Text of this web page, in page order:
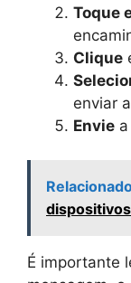
Toque
Clique
enviar
Envie
É importante